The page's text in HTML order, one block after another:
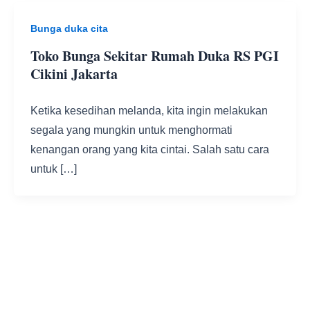
Bunga duka cita
Toko Bunga Sekitar Rumah Duka RS PGI
Cikini Jakarta
Ketika kesedihan melanda, kita ingin melakukan
segala yang mungkin untuk menghormati
kenangan orang yang kita cintai. Salah satu cara
untuk […]